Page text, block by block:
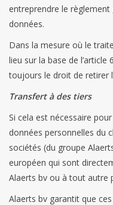
Fournitures de bureau
Les batteries
Produits Covid-19
Confiserie Saint-Nicolas
Bonbons de carnaval
Cadeaux de Pâques
entreprendre le
données.
Dans la mesure où le
lieu sur la base de
toujours le droit de retirer
Transfert à des tiers
Si cela est nécessaire
données personnelles du
sociétés (du groupe
européen qui sont
Alaerts bv ou à tout autre
Alaerts bv garantit que